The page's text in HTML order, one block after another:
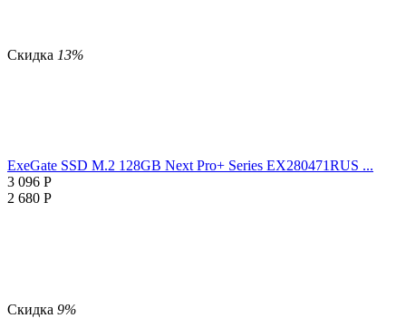
Скидка 13%
ExeGate SSD M.2 128GB Next Pro+ Series EX280471RUS ...
3 096 Р
2 680 Р
Скидка 9%